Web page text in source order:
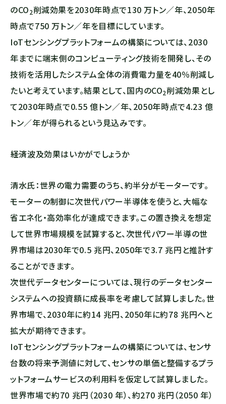
のCO2削減効果を2030年時点で130 万トン／年、2050年
時点で750 万トン／年を目標にしています。
IoTセンシングプラットフォームの構築については、2030
年までに端末側のコンピューティング技術を開発し、その
技術を活⽤したシステム全体の消費電⼒量を40％削減し
たいと考えています。結果として、国内のCO2削減効果とし
て2030年時点で0.55 億トン／年、2050年時点で4.23 億
トン／年が得られるという見込みです。
――経済波及効果はいかがでしょうか
清水氏：世界の電⼒需要のうち、約半分がモーターです。
モーターの制御に次世代パワー半導体を使うと、大幅な
省エネ化・高効率化が達成できます。この置き換えを想定
して世界市場規模を試算すると、次世代パワー半導の世
界市場は2030年で0.5 兆円、2050年で3.7 兆円と推計す
ることができます。
次世代データセンターについては、現行のデータセンター
システムへの投資額に成長率を考慮して試算しました。世
界市場で、2030年に約14 兆円、2050年に約78 兆円へと
拡大が期待できます。
IoTセンシングプラットフォームの構築については、センサ
台数の将来予測値に対して、センサの単価と整備するプラ
ットフォームサービスの利⽤料を仮定して試算しました。
世界市場で約70 兆円（2030 年）、約270 兆円（2050 年）